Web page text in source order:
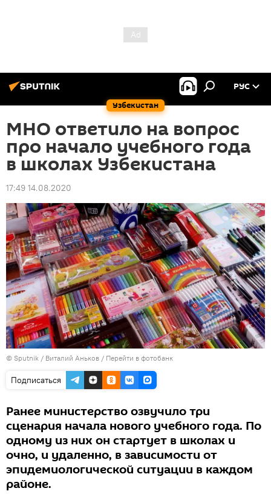
Узбекистан
РУС
МНО ответило на вопрос
про начало учебного года
в школах Узбекистана
17:49 14.08.2020
© Sputnik / Виталий Аньков / Перейти в фотобанк
Подписаться
Ранее министерство озвучило три
сценария начала нового учебного года. По
одному из них он стартует в школах и
очно, и удаленно, в зависимости от
эпидемиологической ситуации в каждом
районе.